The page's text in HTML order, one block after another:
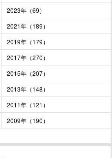
2023年（69）
2021年（189）
2019年（179）
2017年（270）
2015年（207）
2013年（148）
2011年（121）
2009年（190）